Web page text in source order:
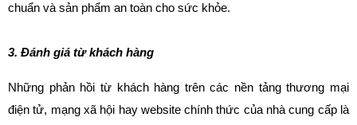
chuẩn và sản phẩm an toàn cho sức khỏe.
3. Đánh giá từ khách hàng
Những phản hồi từ khách hàng trên các nền tảng thương mại
điện tử, mạng xã hội hay website chính thức của nhà cung cấp là